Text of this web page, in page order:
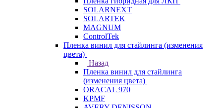
SOLARNEXT
SOLARTEK
MAGNUM
ControlTek
Пленка винил для стайлинга (изменения
цвета)
Назад
Пленка винил для стайлинга
(изменения цвета)
ORACAL 970
KPMF